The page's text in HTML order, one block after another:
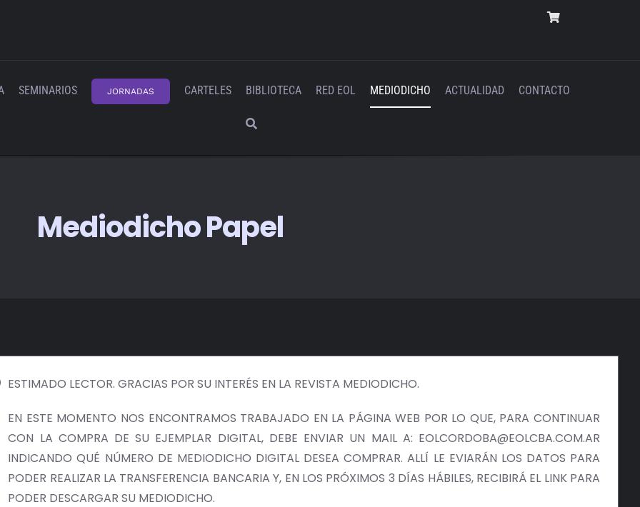
SEMINARIOS JORNADAS CARTELES BIBLIOTECA RED EOL MEDIODICHO ACTUALIDAD CONTACTO
Mediodicho Papel
ESTIMADO LECTOR. GRACIAS POR SU INTERÉS EN LA REVISTA MEDIODICHO.
EN ESTE MOMENTO NOS ENCONTRAMOS TRABAJADO EN LA PÁGINA WEB POR LO QUE, PARA CONTINUAR
CON LA COMPRA DE SU EJEMPLAR DIGITAL, DEBE ENVIAR UN MAIL A: EOLCORDOBA@EOLCBA.COM.AR
INDICANDO QUÉ NÚMERO DE MEDIODICHO DIGITAL DESEA COMPRAR. ALLÍ LE EVIARÁN LOS DATOS PARA
PODER REALIZAR LA TRANSFERENCIA BANCARIA Y, EN LOS PRÓXIMOS 3 DÍAS HÁBILES, RECIBIRÁ EL LINK PARA
PODER DESCARGAR SU MEDIODICHO.